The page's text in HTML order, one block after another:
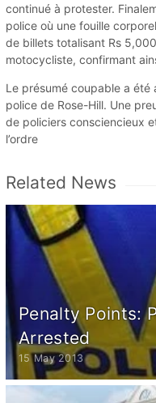
continué à protester.
police où une fouille
de billets totalisant Rs
motocycliste, confirmant
Le présumé coupable a
police de Rose-Hill. Une
de policiers consciencieux
l’ordre
Related News
Penalty Points:
Arrested
15 May 2013